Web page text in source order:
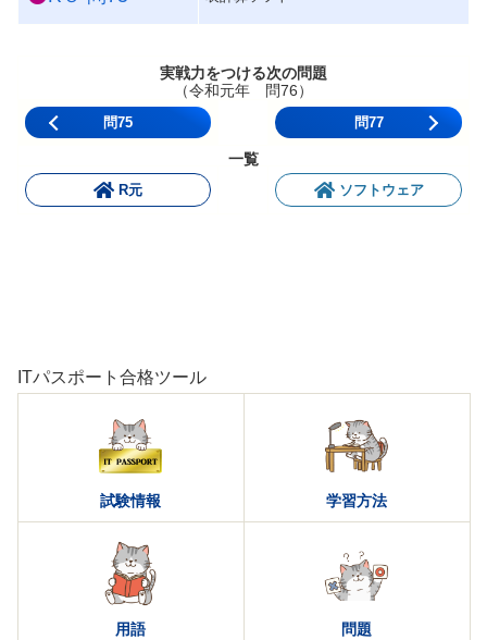
実戦力をつける次の問題
（令和元年 問76）
問75 問77
一覧
R元 ソフトウェア
ITパスポート合格ツール
試験情報 学習方法
用語 問題